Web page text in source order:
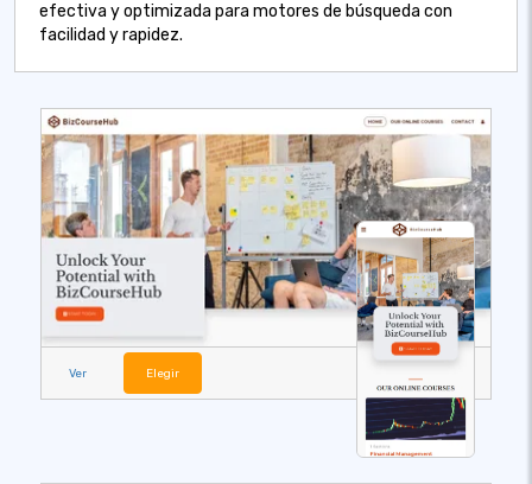
efectiva y optimizada para motores de búsqueda con
facilidad y rapidez.
Ver Elegir